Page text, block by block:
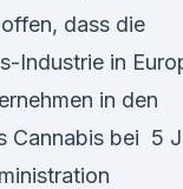
dass die
Industrie in
in den
Cannabis bei 5